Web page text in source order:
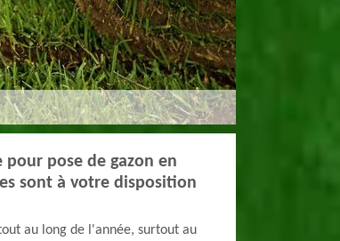
pour pose de gazon en
sont à votre disposition
au long de l'année, surtout au